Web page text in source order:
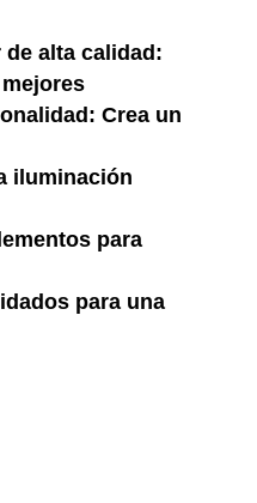
de alta calidad:
Crea un
iluminación
para
para una